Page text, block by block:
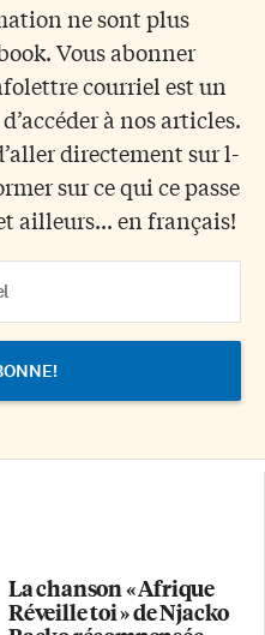
ne sont plus
Vous abonner
courriel est un
à nos articles.
directement sur l-
sur ce qui ce passe
ailleurs... en français!
La chanson « Afrique
Réveille toi » de Njacko